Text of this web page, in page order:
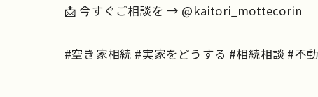
📩 今すぐご相談を → @kaitori_mottecorin
#空き家相続 #実家をどうする #相続相談 #不